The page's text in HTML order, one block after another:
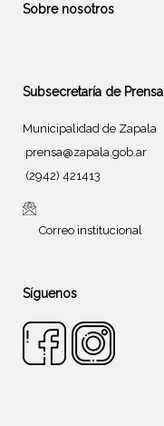
Sobre nosotros
Subsecretaría de Prensa
Municipalidad de Zapala
prensa@zapala.gob.ar
(2942) 421413
Correo institucional
Síguenos